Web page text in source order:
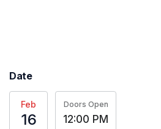
Date
Feb
16
Doors Open
12:00 PM